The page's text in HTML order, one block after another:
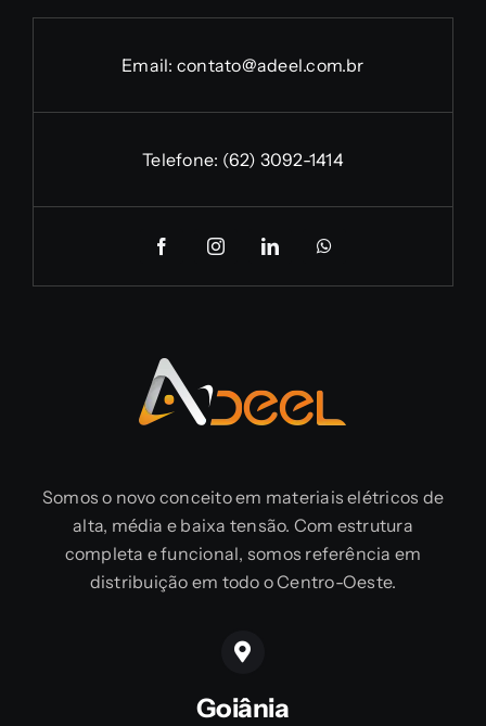
Email: contato@adeel.com.br
Telefone: (62) 3092-1414
Somos o novo conceito em materiais elétricos de
alta, média e baixa tensão. Com estrutura
completa e funcional, somos referência em
distribuição em todo o Centro-Oeste.
Goiânia